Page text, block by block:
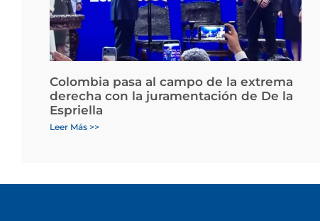
Colombia pasa al campo de la extrema
derecha con la juramentación de De la
Espriella
Leer Más >>